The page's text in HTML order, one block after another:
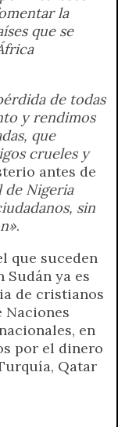
la
que se
de todas
y rendimos
que
crueles y
antes de
de Nigeria
sin
.
que suceden
Sudán ya es
de cristianos
en
por el dinero
Qatar